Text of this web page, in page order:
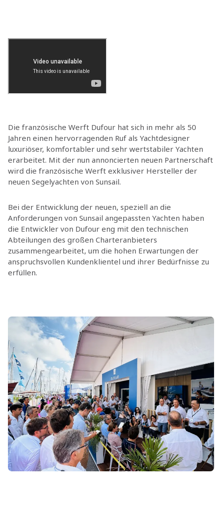
Die französische Werft Dufour hat sich in mehr als 50
Jahren einen hervorragenden Ruf als Yachtdesigner
luxuriöser, komfortabler und sehr wertstabiler Yachten
erarbeitet. Mit der nun annoncierten neuen Partnerschaft
wird die französische Werft exklusiver Hersteller der
neuen Segelyachten von Sunsail.
Bei der Entwicklung der neuen, speziell an die
Anforderungen von Sunsail angepassten Yachten haben
die Entwickler von Dufour eng mit den technischen
Abteilungen des großen Charteranbieters
zusammengearbeitet, um die hohen Erwartungen der
anspruchsvollen Kundenklientel und ihrer Bedürfnisse zu
erfüllen.